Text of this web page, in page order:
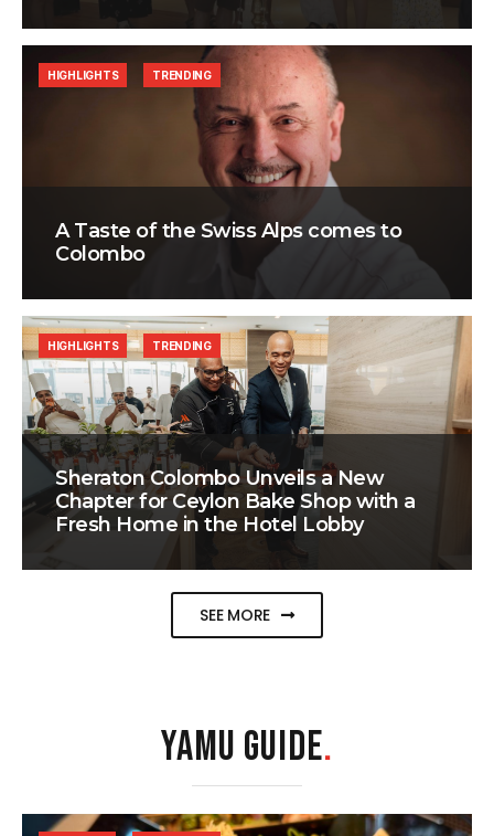
A Taste of the Swiss Alps comes to
Colombo
HIGHLIGHTS TRENDING
Sheraton Colombo Unveils a New
Chapter for Ceylon Bake Shop with a
Fresh Home in the Hotel Lobby
HIGHLIGHTS TRENDING
SEE MORE
YAMU GUIDE.